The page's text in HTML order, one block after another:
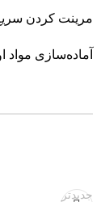
مرینت کردن
آماده‌سازی
جدیدتر